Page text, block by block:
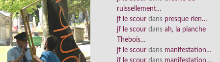
ruissellement…
jf le scour dans presque rien…
jf le scour dans ah, la planche
Thebois…
jf le scour dans manifestation…
jf le scour dans manifestation…